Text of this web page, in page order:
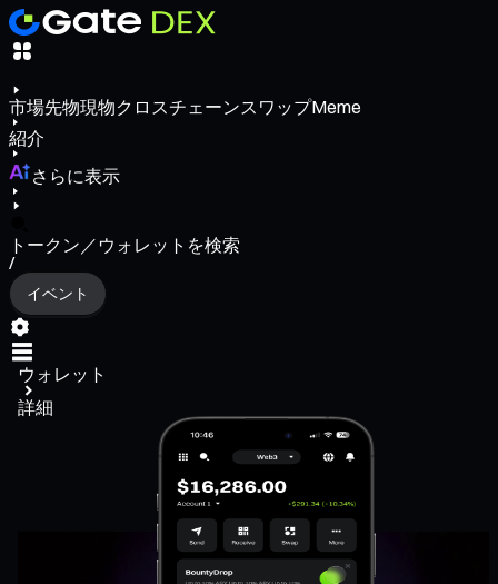
市場先物現物クロスチェーンスワップMeme
紹介
さらに表示
トークン／ウォレットを検索
/
イベント
ウォレット
詳細